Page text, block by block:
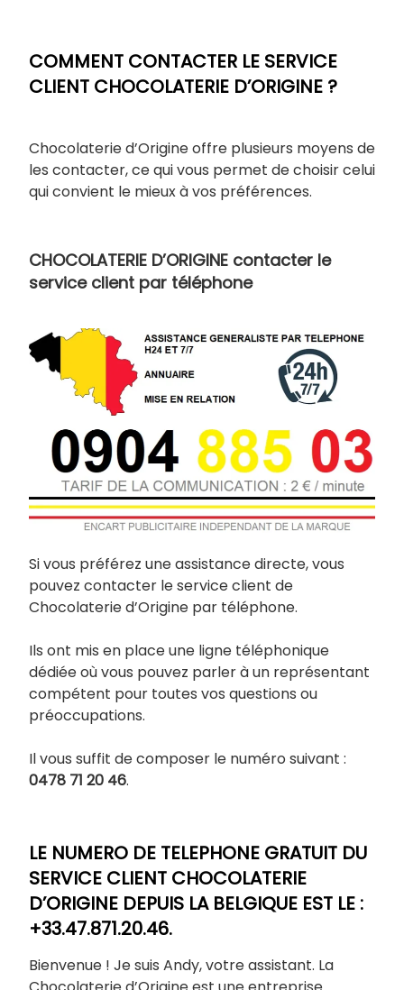
COMMENT CONTACTER LE SERVICE
CLIENT CHOCOLATERIE D’ORIGINE ?
Chocolaterie d’Origine offre plusieurs moyens de
les contacter, ce qui vous permet de choisir celui
qui convient le mieux à vos préférences.
CHOCOLATERIE D’ORIGINE contacter le
service client par téléphone
Si vous préférez une assistance directe, vous
pouvez contacter le service client de
Chocolaterie d’Origine par téléphone.
Ils ont mis en place une ligne téléphonique
dédiée où vous pouvez parler à un représentant
compétent pour toutes vos questions ou
préoccupations.
Il vous suffit de composer le numéro suivant :
0478 71 20 46.
LE NUMERO DE TELEPHONE GRATUIT DU
SERVICE CLIENT CHOCOLATERIE
D’ORIGINE DEPUIS LA BELGIQUE EST LE :
+33.47.871.20.46.
Bienvenue ! Je suis Andy, votre assistant. La